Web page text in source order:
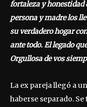
fortaleza y honestidad
persona y madre los
su verdadero hogar
ante todo. El legado
Orgullosa de vos
La ex pareja llegó a
haberse separado.